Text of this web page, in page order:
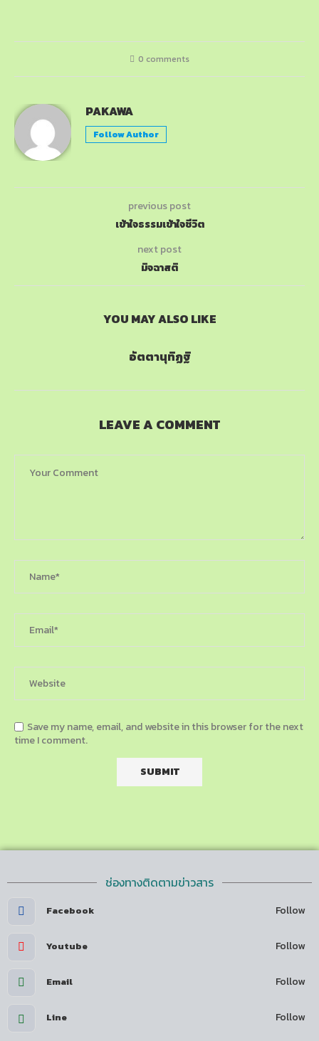
0 comments
PAKAWA
Follow Author
previous post
เข้าใจธรรมเข้าใจชีวิต
next post
มิจฉาสติ
YOU MAY ALSO LIKE
อัตตานุทิฏฐิ
LEAVE A COMMENT
Save my name, email, and website in this browser for the next
time I comment.
ช่องทางติดตามข่าวสาร
Facebook Follow
Youtube Follow
Email Follow
Line Follow